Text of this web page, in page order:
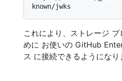
これにより、ストレージ
めに お使いの GitHub
ス に接続できるようになり